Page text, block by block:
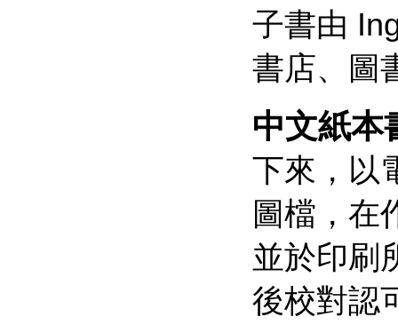
子書由
書店、圖
中文紙本
下來，以
圖檔，在
並於印刷
後校對認